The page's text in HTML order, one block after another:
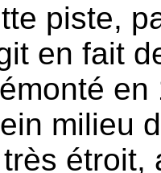
piste,
en fait
milieu